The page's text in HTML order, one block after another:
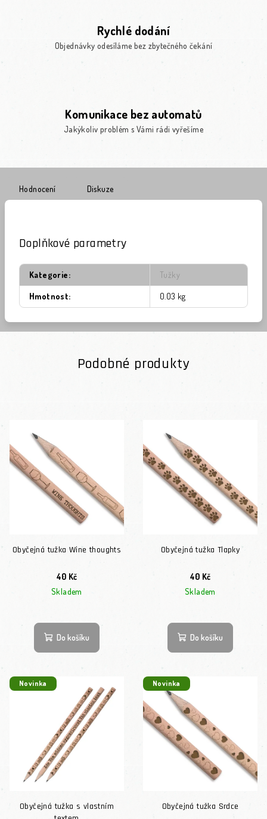
Rychlé dodání
Objednávky odesíláme bez zbytečného čekání
Komunikace bez automatů
Jakýkoliv problém s Vámi rádi vyřešíme
Hodnocení Diskuze
Doplňkové parametry
Kategorie: Tužky
Hmotnost: 0.03 kg
Podobné produkty
Obyčejná tužka Wine thoughts
40 Kč
Skladem
Do košíku
Obyčejná tužka Tlapky
40 Kč
Skladem
Do košíku
Novinka
Obyčejná tužka s vlastním
Novinka
Obyčejná tužka Srdce